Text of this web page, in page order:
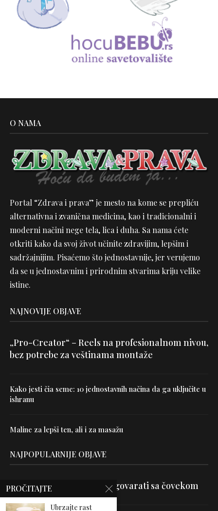
O NAMA
Portal “Zdrava i prava” je mesto na kome se prepliću
alternativna i zvanična medicina, kao i tradicionalni i
moderni načini nege tela, lica i duha. Sa nama ćete
otkriti kako da svoj život učinite zdravijim, lepšim i
sadržajnijim. Pisaćemo što jednostavnije, jer verujemo
da se u jednostavnim i prirodnim stvarima kriju velike
istine.
NAJNOVIJE OBJAVE
„Pro-Creator“ – Reels na profesionalnom nivou,
bez potrebe za veštinama montaže
Kako jesti čia seme: 10 jednostavnih načina da ga uključite u
ishranu
Maline za lepši ten, ali i za masažu
NAJPOPULARNIJE OBJAVE
Velika je veština znati razgovarati sa čovekom
PROČITAJTE
Ubrzajte rast